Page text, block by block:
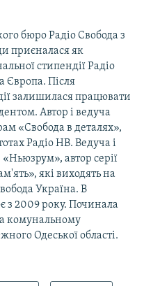
бюро Радіо Свобода з
приєналася як
стипендії Радіо
Європа. Після
залишилася працювати
Автор і ведуча
«Свобода в деталях»,
Радіо НВ. Ведуча і
автор серії
які виходять на
Україна. В
з 2009 року. Починала
комунальному
Одеської області.